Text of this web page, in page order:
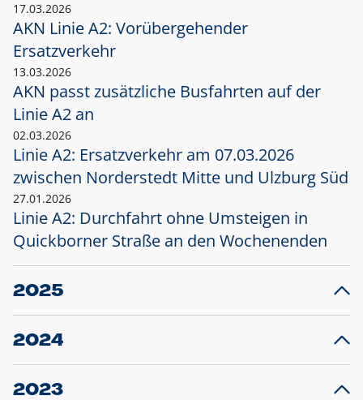
17.03.2026
AKN Linie A2: Vorübergehender
Ersatzverkehr
13.03.2026
AKN passt zusätzliche Busfahrten auf der
Linie A2 an
02.03.2026
Linie A2: Ersatzverkehr am 07.03.2026
zwischen Norderstedt Mitte und Ulzburg Süd
27.01.2026
Linie A2: Durchfahrt ohne Umsteigen in
Quickborner Straße an den Wochenenden
2025
23.12.2025
Projekt S5: Start der Bauarbeiten am
2024
10.12.2024
Großprojekt S5: Sperrung der Bahnstraße in
2023